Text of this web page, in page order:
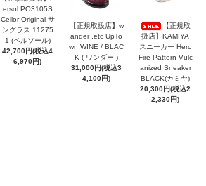
ersol PO3105S
Cellor Original サ
ングラス 11275
1 (ペルソール)
42,700円(税込4
6,970円)
【正規取扱店】w
ander .etc UpTo
wn WINE / BLAC
K ( ワンダー )
31,000円(税込3
4,100円)
【正規取
扱店】KAMIYA
スニーカー Herc
Fire Pattern Vulc
anized Sneaker
BLACK(カミヤ)
20,300円(税込2
2,330円)